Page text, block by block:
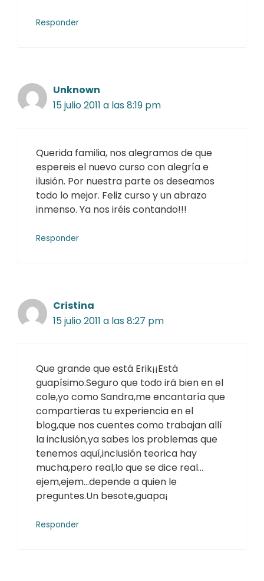
Responder
Unknown
15 julio 2011 a las 8:19 pm
Querida familia, nos alegramos de que
espereis el nuevo curso con alegría e
ilusión. Por nuestra parte os deseamos
todo lo mejor. Feliz curso y un abrazo
inmenso. Ya nos iréis contando!!!
Responder
Cristina
15 julio 2011 a las 8:27 pm
Que grande que está Erik¡¡Está
guapísimo.Seguro que todo irá bien en el
cole,yo como Sandra,me encantaría que
compartieras tu experiencia en el
blog,que nos cuentes como trabajan allí
la inclusión,ya sabes los problemas que
tenemos aquí,inclusión teorica hay
mucha,pero real,lo que se dice real…
ejem,ejem…depende a quien le
preguntes.Un besote,guapa¡
Responder